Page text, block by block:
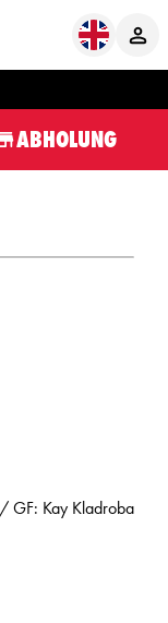
ABHOLUNG
GF: Kay Kladroba